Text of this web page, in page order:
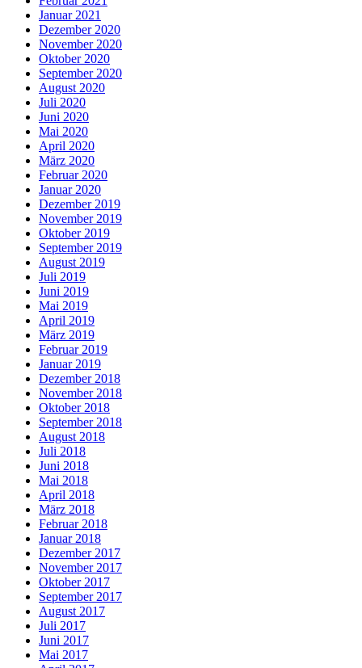
Januar 2021
Dezember 2020
November 2020
Oktober 2020
September 2020
August 2020
Juli 2020
Juni 2020
Mai 2020
April 2020
März 2020
Februar 2020
Januar 2020
Dezember 2019
November 2019
Oktober 2019
September 2019
August 2019
Juli 2019
Juni 2019
Mai 2019
April 2019
März 2019
Februar 2019
Januar 2019
Dezember 2018
November 2018
Oktober 2018
September 2018
August 2018
Juli 2018
Juni 2018
Mai 2018
April 2018
März 2018
Februar 2018
Januar 2018
Dezember 2017
November 2017
Oktober 2017
September 2017
August 2017
Juli 2017
Juni 2017
Mai 2017